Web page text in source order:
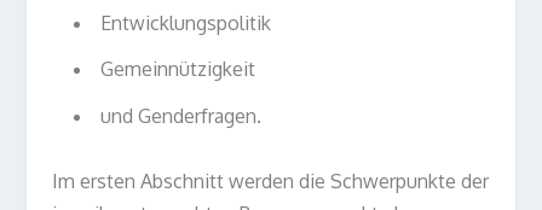
Ent­wick­lungs­po­li­tik
Gemein­nüt­zig­keit
und Gen­der­fra­gen.
Im ers­ten Abschnitt wer­den die Schwer­punkte der